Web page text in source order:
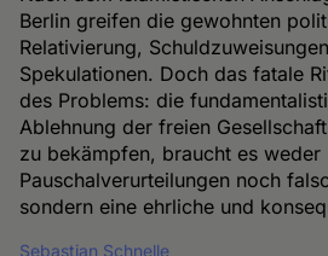
Berlin greifen die gewohnten
Relativierung,
Spekulationen. Doch das fatale
des Problems: die
Ablehnung der freien
zu bekämpfen, braucht es weder
Pauschalverurteilungen noch
sondern eine ehrliche und
Sebastian Schnelle